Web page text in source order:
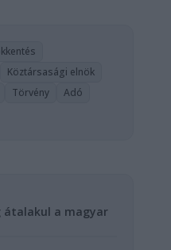
Köztársasági elnök
Törvény
Adó
átalakul a magyar